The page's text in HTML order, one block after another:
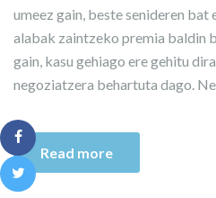
umeez gain, beste senideren
alabak zaintzeko premia baldin
gain, kasu gehiago ere gehitu
negoziatzera behartuta dago.
Read more